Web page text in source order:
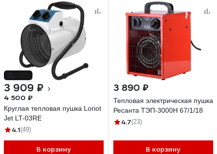
3 909 ₽
4 500 ₽
Круглая тепловая пушка Loriot
Jet LT-03RE
4.1(49)
В корзину
3 890 ₽
Тепловая электрическая пушка
Ресанта ТЭП-3000Н 67/1/18
4.7(23)
В корзину